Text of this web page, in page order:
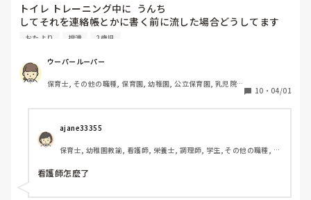
トイレ トレーニング中に  うんち
してそれを連絡帳とかに書く前に流した場合どうしてます
か？とか違う子が流した場合とかどうしてますか？
子供が 便秘中で薬で浣腸や坐薬を持って来た場合は入れて
あげるのがいいのですか？やらない方がいいですか
親からは連絡帳でして下さい書いて来た時しますか？
おたより 排泄 2歳児
ウーパールーパー
保育士, その他の職種, 保育園, 幼稚園, 公立保育園, 乳児院,
10 ・ 04/01
ajane33355
保育士, 幼稚園教諭, 看護師, 栄養士, 調理師, 学生, その他の職種, 園
看護師怎麼了